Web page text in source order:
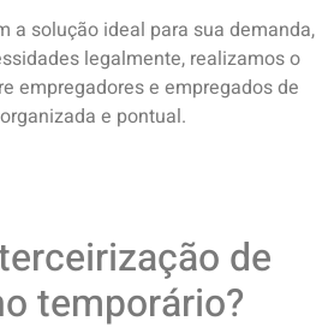
a solução ideal para sua demanda,
legalmente, realizamos o
empregadores e empregados de
e pontual.
de
temporário?